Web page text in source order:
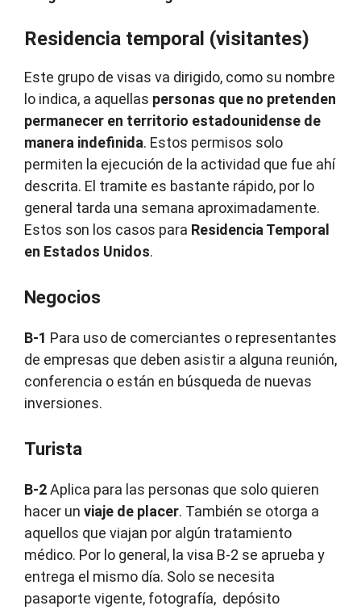
Residencia temporal (visitantes)
Este grupo de visas va dirigido, como su nombre
lo indica, a aquellas personas que no pretenden
permanecer en territorio estadounidense de
manera indefinida. Estos permisos solo
permiten la ejecución de la actividad que fue ahí
descrita. El tramite es bastante rápido, por lo
general tarda una semana aproximadamente.
Estos son los casos para Residencia Temporal
en Estados Unidos.
Negocios
B-1 Para uso de comerciantes o representantes
de empresas que deben asistir a alguna reunión,
conferencia o están en búsqueda de nuevas
inversiones.
Turista
B-2Aplica para las personas que solo quieren
hacer un viaje de placer. También se otorga a
aquellos que viajan por algún tratamiento
médico. Por lo general, la visa B-2 se aprueba y
entrega el mismo día. Solo se necesita
pasaporte vigente, fotografía, depósito